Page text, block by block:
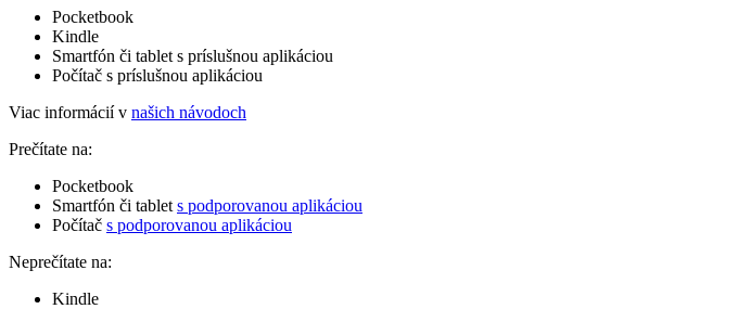
Pocketbook
Kindle
Smartfón či tablet s príslušnou aplikáciou
Počítač s príslušnou aplikáciou
Viac informácií v našich návodoch
Prečítate na:
Pocketbook
Smartfón či tablet s podporovanou aplikáciou
Počítač s podporovanou aplikáciou
Neprečítate na:
Kindle